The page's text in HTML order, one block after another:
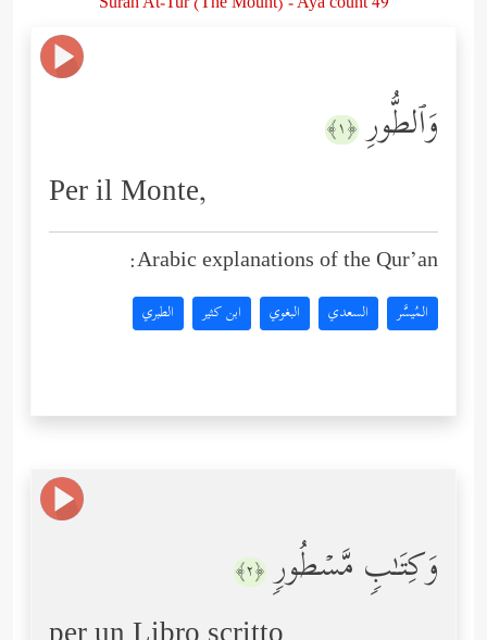
وَٱلطُّورِ ﴿١﴾
Per il Monte,
Arabic explanations of the Qur’an:
المُيسَّر السعدي البغوي ابن كثير الطبري
وَكِتَـٰبࣲ مَّسۡطُورࣲ ﴿٢﴾